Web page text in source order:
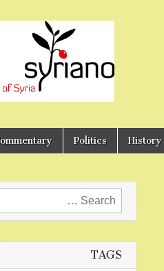
History
Politics
Search
for:
TAGS